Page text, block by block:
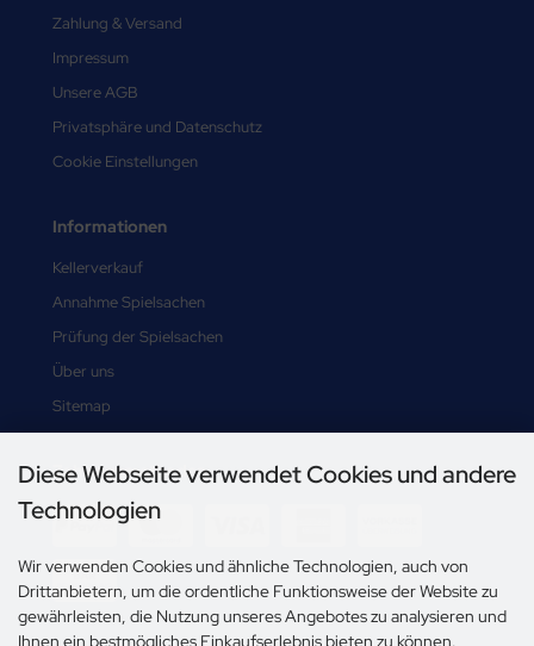
Zahlung & Versand
Impressum
Unsere AGB
Privatsphäre und Datenschutz
Cookie Einstellungen
Informationen
Kellerverkauf
Annahme Spielsachen
Prüfung der Spielsachen
Über uns
Sitemap
Zahlungsmethoden
Diese Webseite verwendet Cookies und andere
Technologien
Wir verwenden Cookies und ähnliche Technologien, auch von
Drittanbietern, um die ordentliche Funktionsweise der Website zu
gewährleisten, die Nutzung unseres Angebotes zu analysieren und
Ihnen ein bestmögliches Einkaufserlebnis bieten zu können.